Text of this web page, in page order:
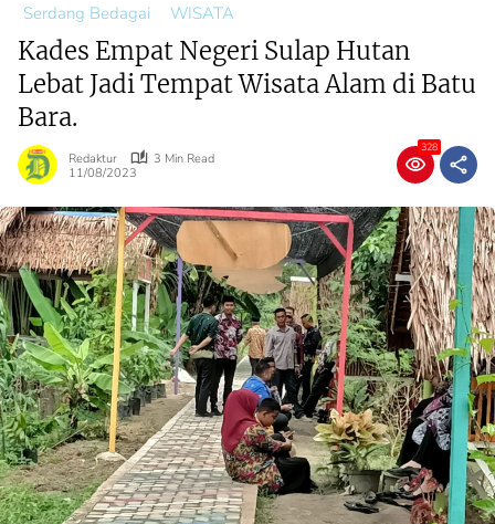
Serdang Bedagai WISATA
Kades Empat Negeri Sulap Hutan
Lebat Jadi Tempat Wisata Alam di Batu
Bara.
Redaktur
3 Min Read
11/08/2023
328